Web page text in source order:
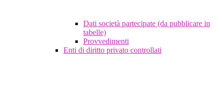
Dati società partecipate (da pubblicare in
tabelle)
Provvedimenti
Enti di diritto privato controllati